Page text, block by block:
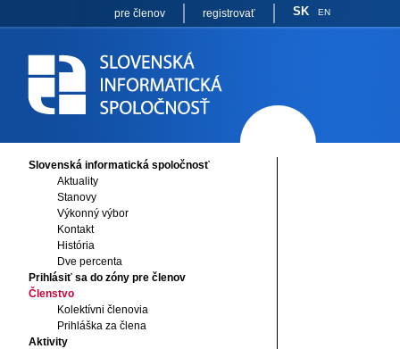
pre členov registrovať SK EN
Slovenská informatická spoločnosť
Aktuality
Stanovy
Výkonný výbor
Kontakt
História
Dve percenta
Prihlásiť sa do zóny pre členov
Členstvo
Kolektívni členovia
Prihláška za člena
Aktivity